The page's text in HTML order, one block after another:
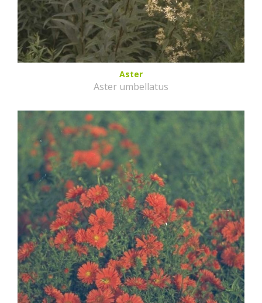
Aster
Aster umbellatus